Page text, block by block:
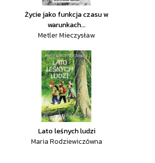
Życie jako funkcja czasu w
warunkach...
Metler Mieczysław
Lato leśnych ludzi
Maria Rodziewiczówna